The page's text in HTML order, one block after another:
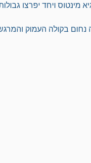
ויחד יפרצו
נחום בקולה העמוק